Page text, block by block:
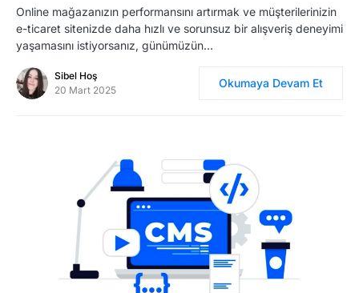
Yeni Kayıt
Online mağazanızın performansını artırmak ve müşterilerinizin
e-ticaret sitenizde daha hızlı ve sorunsuz bir alışveriş deneyimi
yaşamasını istiyorsanız, günümüzün…
Sibel Hoş
20 Mart 2025
Okumaya Devam Et